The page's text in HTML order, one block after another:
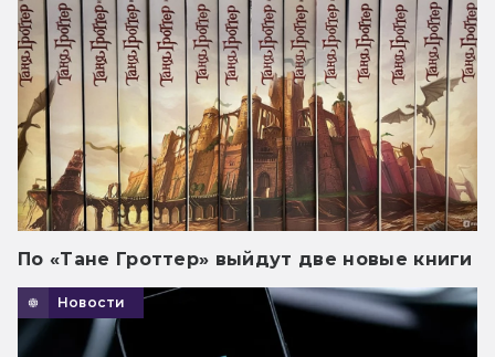
По «Тане Гроттер» выйдут две новые книги
Новости